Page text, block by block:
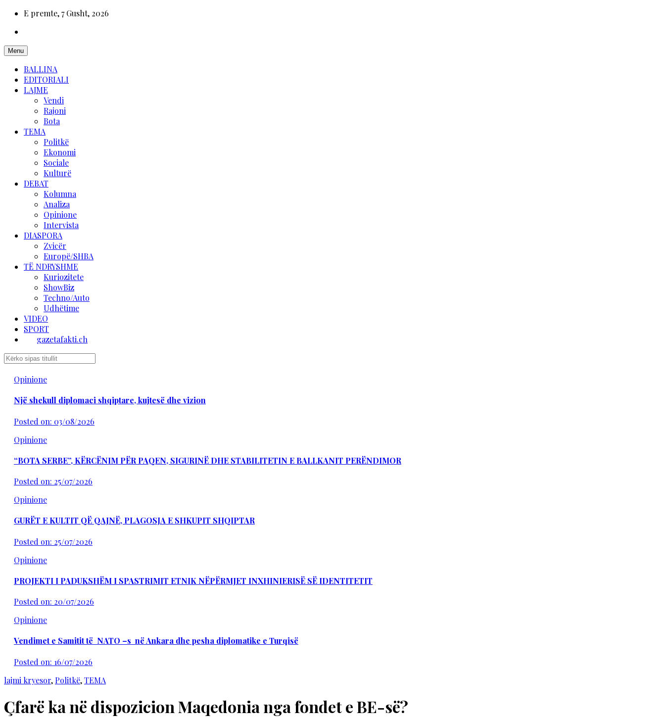
E premte, 7 Gusht, 2026
Menu
BALLINA
EDITORIALI
LAJME
Vendi
Rajoni
Bota
TEMA
Politkë
Ekonomi
Sociale
Kulturë
DEBAT
Kolumna
Analiza
Opinione
Intervista
DIASPORA
Zvicër
Europë/SHBA
TË NDRYSHME
Kuriozitete
ShowBiz
Techno/Auto
Udhëtime
VIDEO
SPORT
gazetafakti.ch
Opinione
Një shekull diplomaci shqiptare, kujtesë dhe vizion
Posted on: 03/08/2026
Opinione
“BOTA SERBE”, KËRCËNIM PËR PAQEN, SIGURINË DHE STABILITETIN E BALLKANIT PERËNDIMOR
Posted on: 25/07/2026
Opinione
GURËT E KULTIT QË QAJNË, PLAGOSJA E SHKUPIT SHQIPTAR
Posted on: 25/07/2026
Opinione
PROJEKTI I PADUKSHËM I SPASTRIMIT ETNIK NËPËRMJET INXHINIERISË SË IDENTITETIT
Posted on: 20/07/2026
Opinione
Vendimet e Samitit të NATO –s në Ankara dhe pesha diplomatike e Turqisë
Posted on: 16/07/2026
lajmi kryesor, Politkë,TEMA
Çfarë ka në dispozicion Maqedonia nga fondet e BE-së?